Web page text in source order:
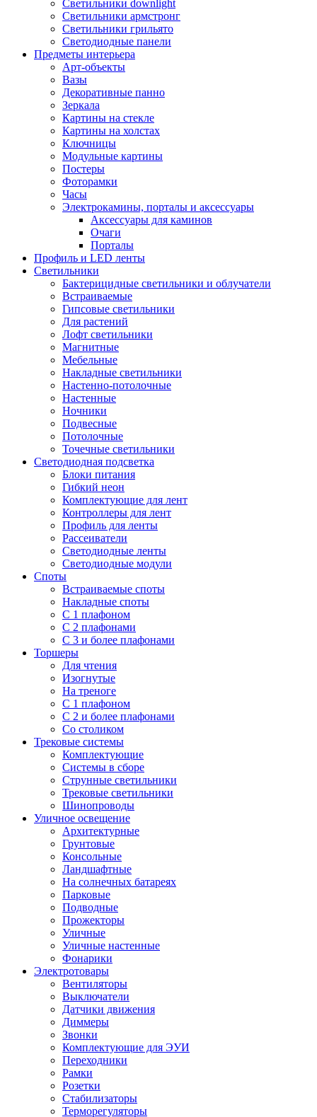
Светильники downlight
Светильники армстронг
Светильники грильято
Светодиодные панели
Предметы интерьера
Арт-объекты
Вазы
Декоративные панно
Зеркала
Картины на стекле
Картины на холстах
Ключницы
Модульные картины
Постеры
Фоторамки
Часы
Электрокамины, порталы и аксессуары
Аксессуары для каминов
Очаги
Порталы
Профиль и LED ленты
Светильники
Бактерицидные светильники и облучатели
Встраиваемые
Гипсовые светильники
Для растений
Лофт светильники
Магнитные
Мебельные
Накладные светильники
Настенно-потолочные
Настенные
Ночники
Подвесные
Потолочные
Точечные светильники
Светодиодная подсветка
Блоки питания
Гибкий неон
Комплектующие для лент
Контроллеры для лент
Профиль для ленты
Рассеиватели
Светодиодные ленты
Светодиодные модули
Споты
Встраиваемые споты
Накладные споты
С 1 плафоном
С 2 плафонами
С 3 и более плафонами
Торшеры
Для чтения
Изогнутые
На треноге
С 1 плафоном
С 2 и более плафонами
Со столиком
Трековые системы
Комплектующие
Системы в сборе
Струнные светильники
Трековые светильники
Шинопроводы
Уличное освещение
Архитектурные
Грунтовые
Консольные
Ландшафтные
На солнечных батареях
Парковые
Подводные
Прожекторы
Уличные
Уличные настенные
Фонарики
Электротовары
Вентиляторы
Выключатели
Датчики движения
Диммеры
Звонки
Комплектующие для ЭУИ
Переходники
Рамки
Розетки
Стабилизаторы
Терморегуляторы